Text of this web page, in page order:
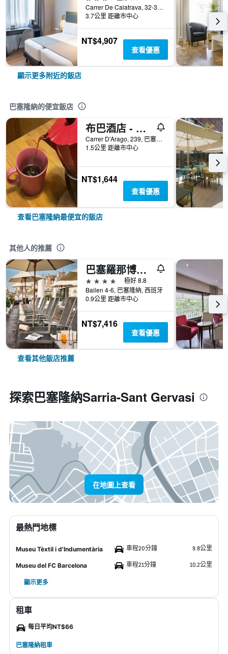
Carrer De Calatrava, 32-34, 巴塞隆納, 西班牙
3.7公里 距離市中心
NT$4,907
查看優惠
顯示更多附近的飯店
巴塞隆納的便宜飯店
布巴酒店 - 巴塞隆拿
Carrer D'Arago, 239, 巴塞隆納, 西班牙
1.5公里 距離市中心
NT$1,644
查看優惠
查看巴塞隆納最便宜的飯店
其他人的推薦
巴塞羅那博迪姆nh酒店
4星級
極好 8.8
Bailen 4-6, 巴塞隆納, 西班牙
0.9公里 距離市中心
NT$7,416
查看優惠
查看其他飯店推薦
探索巴塞隆納Sarria-Sant Gervasi
在地圖上查看
最熱門地標
Museu Tèxtil i d'Indumentària 車程20分鐘 9.8公里
Museu del FC Barcelona 車程21分鐘 10.2公里
顯示更多
租車
每日平均NT$66
巴塞隆納租車